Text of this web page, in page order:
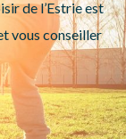
de l’Estrie est
vous conseiller